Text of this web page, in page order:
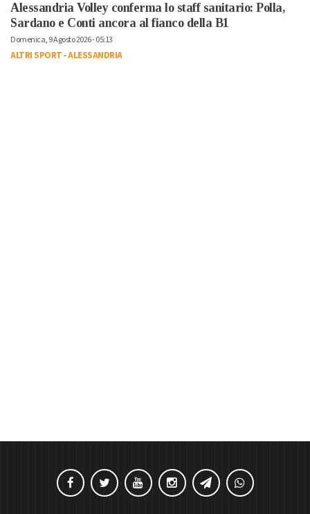
Alessandria Volley conferma lo staff sanitario: Polla,
Sardano e Conti ancora al fianco della B1
Domenica, 9 Agosto 2026 - 05:13
ALTRI SPORT-ALESSANDRIA